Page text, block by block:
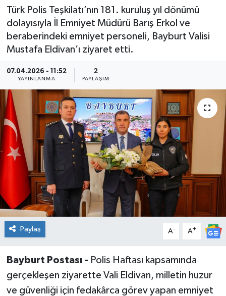
Türk Polis Teşkilatı’nın 181. kuruluş yıl dönümü
dolayısıyla İl Emniyet Müdürü Barış Erkol ve
beraberindeki emniyet personeli, Bayburt Valisi
Mustafa Eldivan’ı ziyaret etti.
07.04.2026 - 11:52
YAYINLANMA
2
PAYLAŞIM
Paylaş A- A+
Bayburt Postası - Polis Haftası kapsamında
gerçekleşen ziyarette Vali Eldivan, milletin huzur
ve güvenliği için fedakârca görev yapan emniyet
Tüm Manşetler
Son Dakika Haberleri